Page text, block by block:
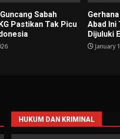
Sabah
Pastikan Tak Picu
Abad Ini
Dijuluki
January
HUKUM DAN KRIMINAL